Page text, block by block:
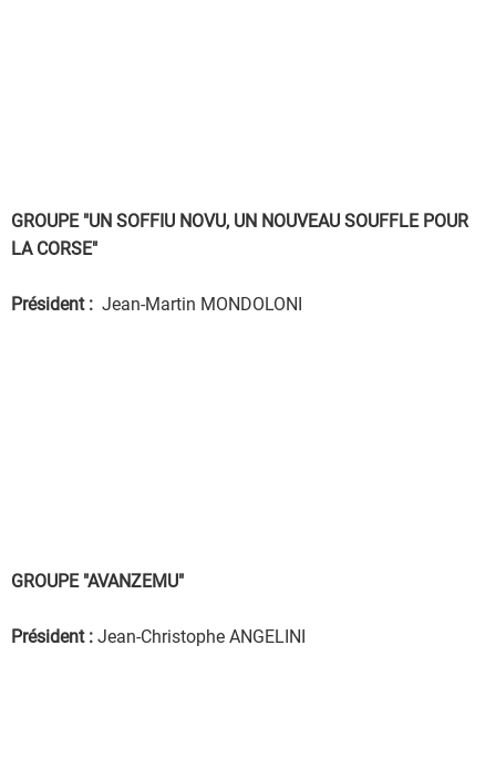
GROUPE "UN SOFFIU NOVU, UN NOUVEAU SOUFFLE POUR
LA CORSE"
Président : Jean-Martin MONDOLONI
GROUPE "AVANZEMU"
Président : Jean-Christophe ANGELINI